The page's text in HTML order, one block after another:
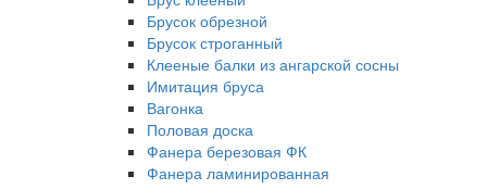
Брусок обрезной
Брусок строганный
Клееные балки из ангарской сосны
Имитация бруса
Вагонка
Половая доска
Фанера березовая ФК
Фанера ламинированная